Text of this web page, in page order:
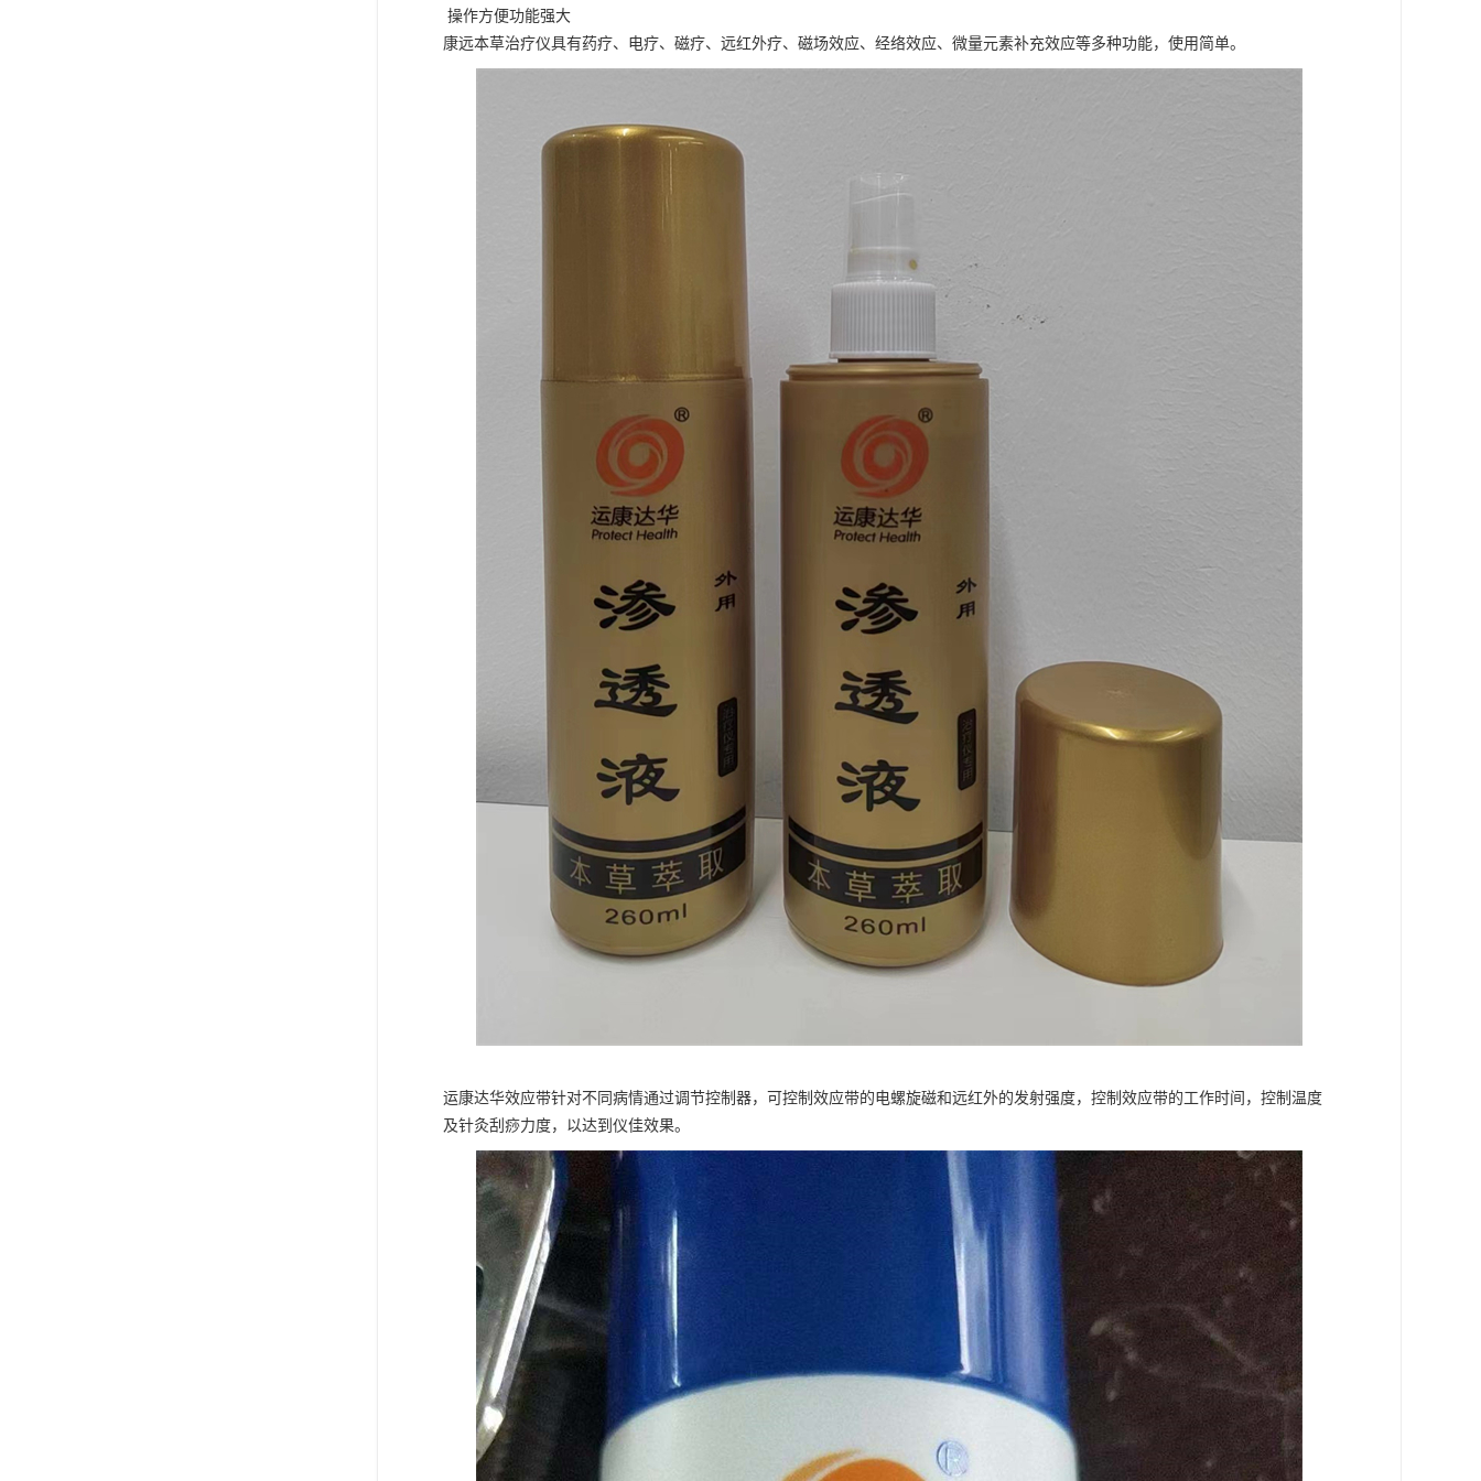
操作方便功能强大
康远本草治疗仪具有药疗、电疗、磁疗、远红外疗、磁场效应、经络效应、微量元素补充效应等多种功能，使用简单。
运康达华效应带针对不同病情通过调节控制器，可控制效应带的电螺旋磁和远红外的发射强度，控制效应带的工作时间，控制温度
及针灸刮痧力度，以达到仪佳效果。